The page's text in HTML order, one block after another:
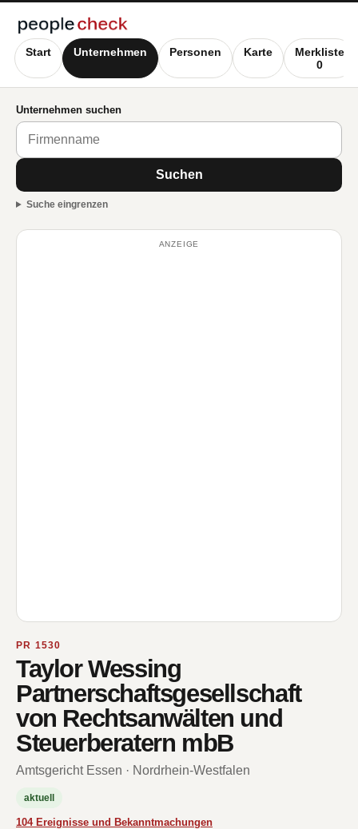
Start Unternehmen Personen Karte
Merkliste
0
Unternehmen suchen
Suchen
Suche eingrenzen
ANZEIGE
PR 1530
Taylor Wessing
Partnerschaftsgesellschaft
von Rechtsanwälten und
Steuerberatern mbB
Amtsgericht Essen · Nordrhein-Westfalen
aktuell
104 Ereignisse und Bekanntmachungen